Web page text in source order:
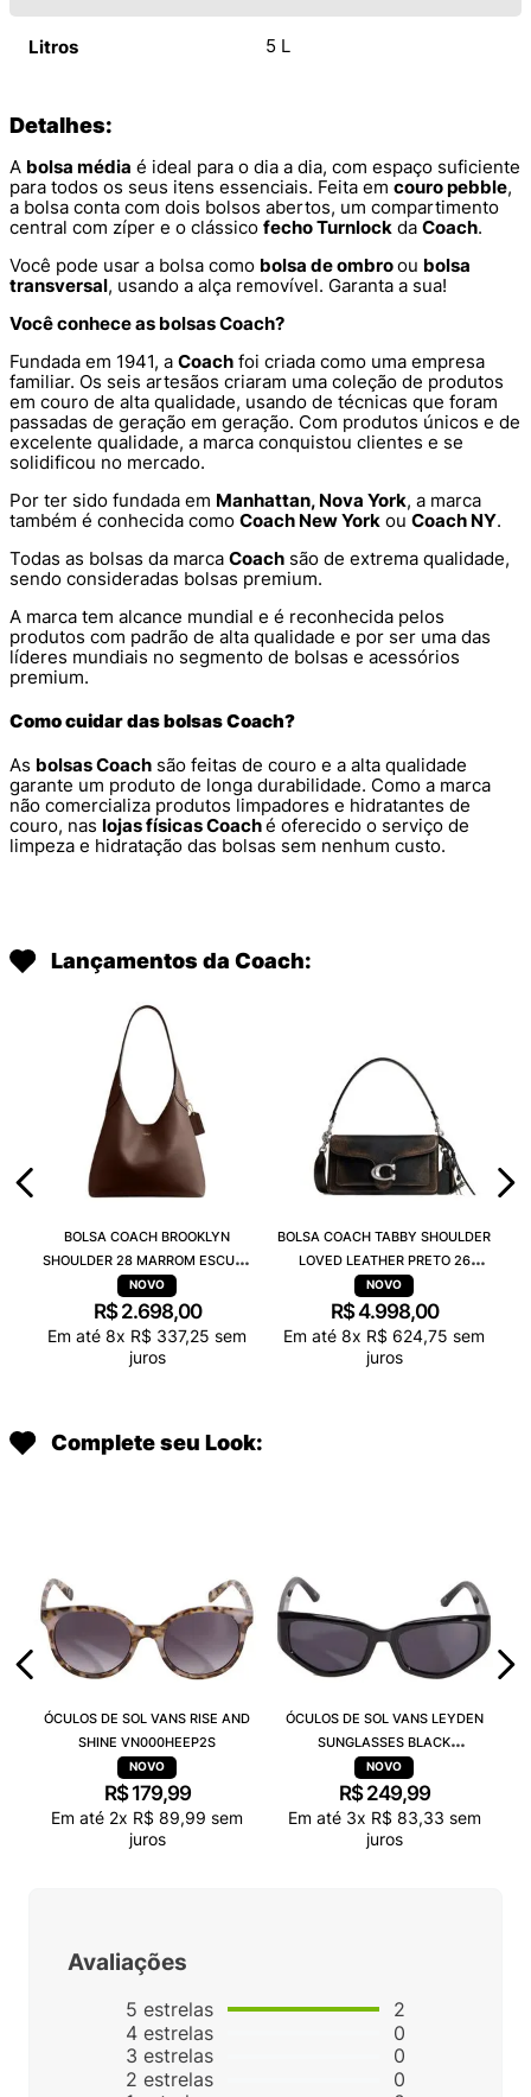
Litros 5 L
Detalhes:
A bolsa média é ideal para o dia a dia, com espaço suficiente
para todos os seus itens essenciais. Feita em couro pebble,
a bolsa conta com dois bolsos abertos, um compartimento
central com zíper e o clássico fecho Turnlock da Coach.
Você pode usar a bolsa como bolsa de ombroou bolsa
transversal, usando a alça removível. Garanta a sua!
Você conhece as bolsas Coach?
Fundada em 1941, a Coach foi criada como uma empresa
familiar. Os seis artesãos criaram uma coleção de produtos
em couro de alta qualidade, usando de técnicas que foram
passadas de geração em geração. Com produtos únicos e de
excelente qualidade, a marca conquistou clientes e se
solidificou no mercado.
Por ter sido fundada em Manhattan, Nova York, a marca
também é conhecida como Coach New York ou Coach NY.
Todas as bolsas da marca Coach são de extrema qualidade,
sendo consideradas bolsas premium.
A marca tem alcance mundial e é reconhecida pelos
produtos com padrão de alta qualidade e por ser uma das
líderes mundiais no segmento de bolsas e acessórios
premium.
Como cuidar das bolsas Coach?
As bolsas Coach são feitas de couro e a alta qualidade
garante um produto de longa durabilidade. Como a marca
não comercializa produtos limpadores e hidratantes de
couro, nas lojas físicas Coaché oferecido o serviço de
limpeza e hidratação das bolsas sem nenhum custo.
Lançamentos da Coach:
BOLSA COACH BROOKLYN
SHOULDER 28 MARROM ESCURO
CU068B4MPL
R$ 2.698,00
Em até 8x R$ 337,25 sem
juros
BOLSA COACH TABBY SHOULDER
LOVED LEATHER PRETO 26
CBH35LHPMZ
R$4.998,00
Em até 8x R$ 624,75 sem
juros
Complete seu Look:
ÓCULOS DE SOL VANS RISE AND
SHINE VN000HEEP2S
R$ 179,99
Em até 2x R$ 89,99 sem
juros
ÓCULOS DE SOL VANS LEYDEN
SUNGLASSES BLACK
VN000T0CBLK
R$ 249,99
Em até 3x R$ 83,33 sem
juros
Avaliações
5 estrelas
4 estrelas
3 estrelas
2 estrelas
2
0
0
0